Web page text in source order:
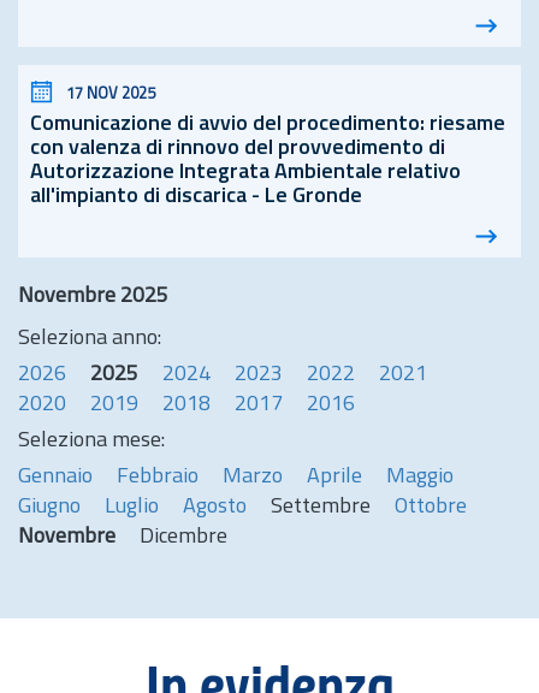
17 NOV 2025
Comunicazione di avvio del procedimento: riesame
con valenza di rinnovo del provvedimento di
Autorizzazione Integrata Ambientale relativo
all'impianto di discarica - Le Gronde
Novembre 2025
Seleziona anno:
2026
2025 2024 2023 2022
2021
2020
2019 2018 2017
2016
Seleziona mese:
Gennaio
Febbraio Marzo Aprile
Maggio
Giugno
Luglio Agosto Settembre
Ottobre
Novembre
Dicembre